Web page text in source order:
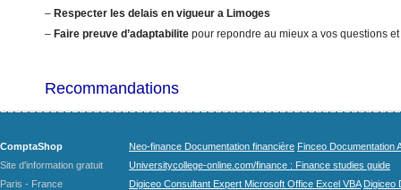
– Respecter les delais en vigueur a Limoges
– Faire preuve d’adaptabilite pour repondre au mieux a vos questions
Recommandations
ComptaShop
Site d'information gratuit
Paris - France
Neo-finance Documentation financière Finceo Documentation
Universitycollege-online.com/finance : Finance studies guide
Digiceo Consultant Expert Microsoft Office Excel VBA Digiceo